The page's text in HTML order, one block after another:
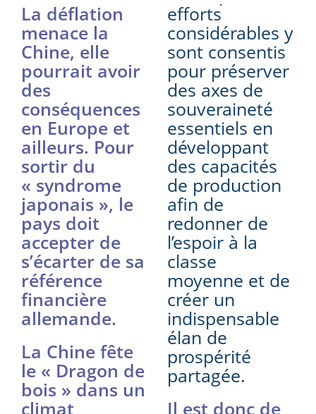
La déflation
menace la
Chine, elle
pourrait avoir
des
conséquences
en Europe et
ailleurs. Pour
sortir du
« syndrome
japonais », le
pays doit
accepter de
s’écarter de sa
référence
financière
allemande.
La Chine fête
le « Dragon de
bois » dans un
climat
efforts
considérables y
sont consentis
pour préserver
des axes de
souveraineté
essentiels en
développant
des capacités
de production
afin de
redonner de
l’espoir à la
classe
moyenne et de
créer un
indispensable
élan de
prospérité
partagée.
Il est donc de